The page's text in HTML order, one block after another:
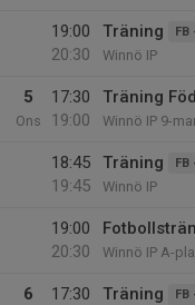
19:00
20:30
Träning
Winnö IP
5
Ons
17:30
19:00
Träning
Winnö IP 9-
18:45
19:45
Träning FB
Winnö IP
19:00
20:30
Winnö IP A-
6
17:30
Träning FB